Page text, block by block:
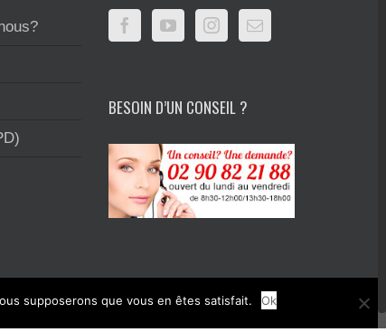
BESOIN D’UN CONSEIL ?
et la création graphique.
supposerons que vous en êtes satisfait. Ok